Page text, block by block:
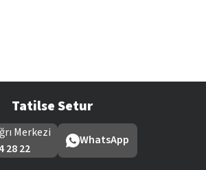
Tatilse Setur
Merkezi
28 22
WhatsApp